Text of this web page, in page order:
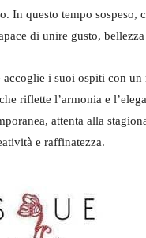
In questo tempo sospeso,
di unire gusto,
i suoi ospiti con
riflette l’armonia e
attenta alla
e raffinatezza.